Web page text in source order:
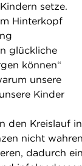
setze.
Hinterkopf
glückliche
können“
unsere
Kinder
den Kreislauf in
nicht
dadurch